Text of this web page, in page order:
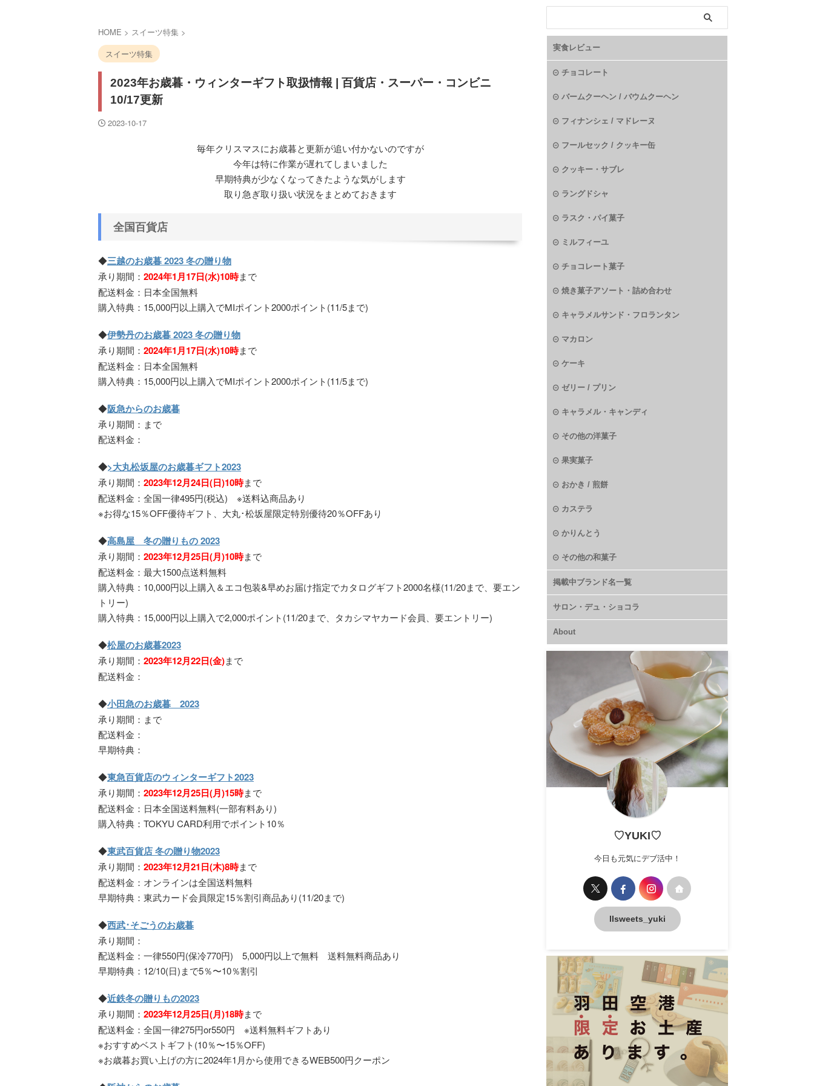
HOME > スイーツ特集 >
スイーツ特集
2023年お歳暮・ウィンターギフト取扱情報 | 百貨店・スーパー・コンビニ
10/17更新
2023-10-17
毎年クリスマスにお歳暮と更新が追い付かないのですが
今年は特に作業が遅れてしまいました
早期特典が少なくなってきたような気がします
取り急ぎ取り扱い状況をまとめておきます
全国百貨店
◆三越のお歳暮 2023 冬の贈り物
承り期間： 2024年1月17日(水)10時まで
配送料金：日本全国無料
購入特典：15,000円以上購入でMIポイント2000ポイント(11/5まで)
◆伊勢丹のお歳暮 2023 冬の贈り物
承り期間： 2024年1月17日(水)10時まで
配送料金：日本全国無料
購入特典：15,000円以上購入でMIポイント2000ポイント(11/5まで)
◆阪急からのお歳暮
承り期間：まで
配送料金：
◆>大丸松坂屋のお歳暮ギフト2023
承り期間： 2023年12月24日(日)10時まで
配送料金：全国一律495円(税込) ※送料込商品あり
※お得な15％OFF優待ギフト、大丸･松坂屋限定特別優待20％OFFあり
◆高島屋 冬の贈りもの 2023
承り期間： 2023年12月25日(月)10時まで
配送料金：最大1500点送料無料
購入特典：10,000円以上購入＆エコ包装&早めお届け指定でカタログギフト2000名様(11/20まで、要エン
トリー)
購入特典：15,000円以上購入で2,000ポイント(11/20まで、タカシマヤカード会員、要エントリー)
◆松屋のお歳暮2023
承り期間： 2023年12月22日(金)まで
配送料金：
◆小田急のお歳暮 2023
承り期間：まで
配送料金：
早期特典：
◆東急百貨店のウィンターギフト2023
承り期間： 2023年12月25日(月)15時まで
配送料金：日本全国送料無料(一部有料あり)
購入特典：TOKYU CARD利用でポイント10％
◆東武百貨店 冬の贈り物2023
承り期間： 2023年12月21日(木)8時まで
配送料金：オンラインは全国送料無料
早期特典：東武カード会員限定15％割引商品あり(11/20まで)
◆西武･そごうのお歳暮
承り期間：
配送料金：一律550円(保冷770円) 5,000円以上で無料 送料無料商品あり
早期特典：12/10(日)まで5％〜10％割引
◆近鉄冬の贈りもの2023
承り期間： 2023年12月25日(月)18時まで
配送料金：全国一律275円or550円 ※送料無料ギフトあり
※おすすめベストギフト(10％〜15％OFF)
※お歳暮お買い上げの方に2024年1月から使用できるWEB500円クーポン
実食レビュー
チョコレート
バームクーヘン / バウムクーヘン
フィナンシェ / マドレーヌ
フールセック / クッキー缶
クッキー・サブレ
ラングドシャ
ラスク・パイ菓子
ミルフィーユ
チョコレート菓子
焼き菓子アソート・詰め合わせ
キャラメルサンド・フロランタン
マカロン
ケーキ
ゼリー / プリン
キャラメル・キャンディ
その他の洋菓子
果実菓子
おかき / 煎餅
カステラ
かりんとう
その他の和菓子
掲載中ブランド名一覧
サロン・デュ・ショコラ
About
♡YUKI♡
今日も元気にデブ活中！
llsweets_yuki